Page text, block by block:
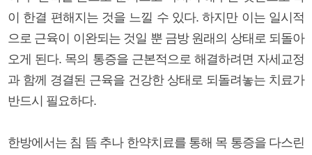
이 한결 편해지는 것을 느낄 수 있다. 하지만 이는 일시적
으로 근육이 이완되는 것일 뿐 금방 원래의 상태로 되돌아
오게 된다. 목의 통증을 근본적으로 해결하려면 자세교정
과 함께 경결된 근육을 건강한 상태로 되돌려놓는 치료가
반드시 필요하다.
한방에서는 침 뜸 추나 한약치료를 통해 목 통증을 다스린